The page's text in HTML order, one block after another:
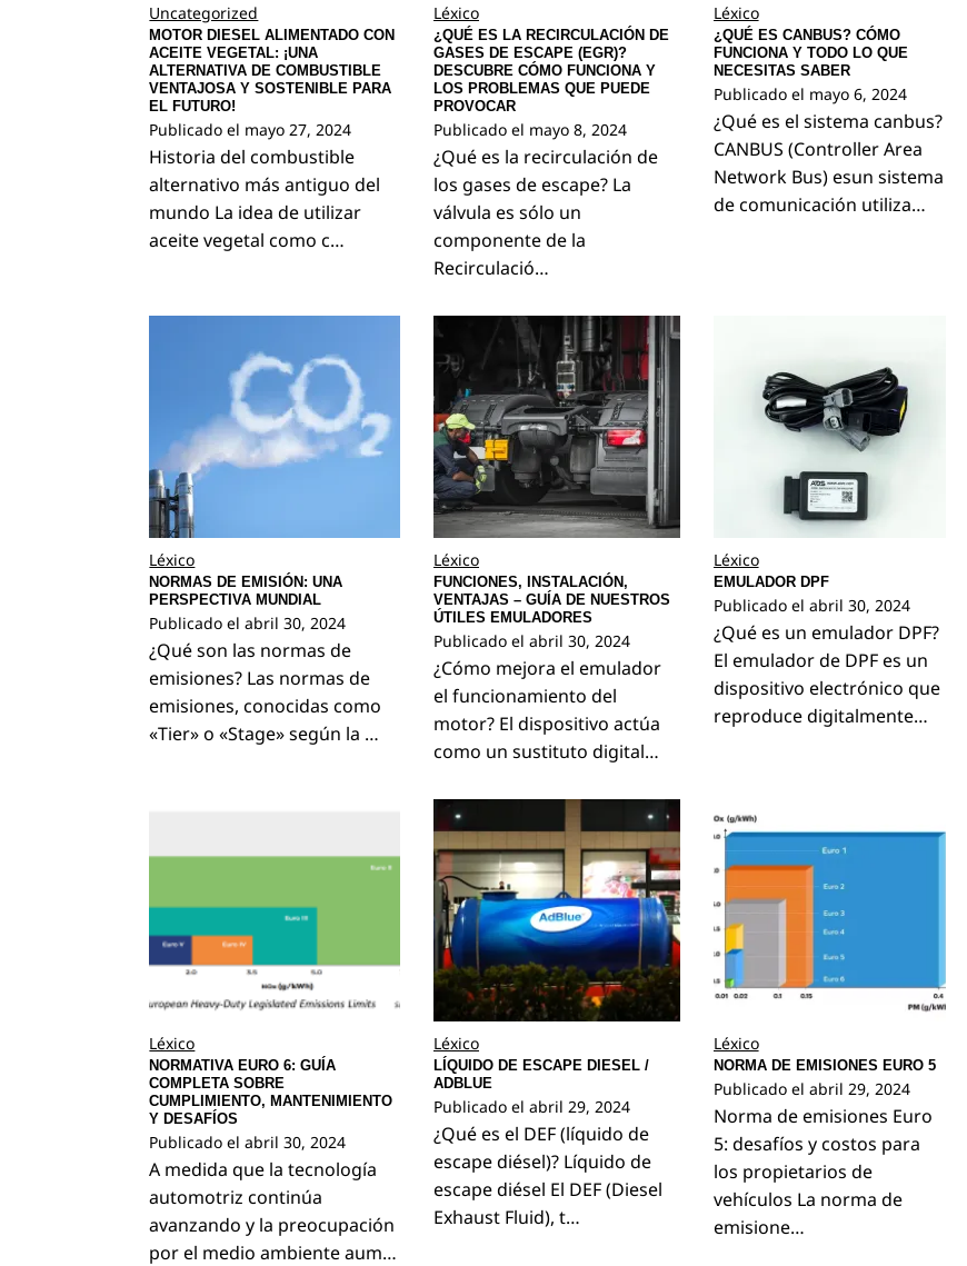
Uncategorized
MOTOR DIESEL ALIMENTADO CON
ACEITE VEGETAL: ¡UNA
ALTERNATIVA DE COMBUSTIBLE
VENTAJOSA Y SOSTENIBLE PARA
EL FUTURO!
Publicado el mayo 27, 2024
Historia del combustible
alternativo más antiguo del
mundo La idea de utilizar
aceite vegetal como c…
Léxico
¿QUÉ ES LA RECIRCULACIÓN DE
GASES DE ESCAPE (EGR)?
DESCUBRE CÓMO FUNCIONA Y
LOS PROBLEMAS QUE PUEDE
PROVOCAR
Publicado el mayo 8, 2024
¿Qué es la recirculación de
los gases de escape? La
válvula es sólo un
componente de la
Recirculació…
Léxico
¿QUÉ ES CANBUS? CÓMO
FUNCIONA Y TODO LO QUE
NECESITAS SABER
Publicado el mayo 6, 2024
¿Qué es el sistema canbus?
CANBUS (Controller Area
Network Bus) esun sistema
de comunicación utiliza…
Léxico
NORMAS DE EMISIÓN: UNA
PERSPECTIVA MUNDIAL
Publicado elabril 30, 2024
¿Qué son las normas de
emisiones? Las normas de
emisiones, conocidas como
«Tier» o «Stage» según la …
Léxico
FUNCIONES, INSTALACIÓN,
VENTAJAS – GUÍA DE NUESTROS
ÚTILES EMULADORES
Publicado el abril 30, 2024
¿Cómo mejora el emulador
el funcionamiento del
motor? El dispositivo actúa
como un sustituto digital…
Léxico
EMULADOR DPF
Publicado el abril 30, 2024
¿Qué es un emulador DPF?
El emulador de DPF es un
dispositivo electrónico que
reproduce digitalmente…
Léxico
NORMATIVA EURO 6: GUÍA
COMPLETA SOBRE
CUMPLIMIENTO, MANTENIMIENTO
Y DESAFÍOS
Publicado elabril 30, 2024
A medida que la tecnología
automotriz continúa
avanzando y la preocupación
por el medio ambiente aum…
Léxico
LÍQUIDO DE ESCAPE DIESEL /
ADBLUE
Publicado el abril 29, 2024
¿Qué es el DEF (líquido de
escape diésel)? Líquido de
escape diésel El DEF (Diesel
Exhaust Fluid), t…
Léxico
NORMA DE EMISIONES EURO 5
Publicado el abril 29, 2024
Norma de emisiones Euro
5: desafíos y costos para
los propietarios de
vehículos La norma de
emisione…